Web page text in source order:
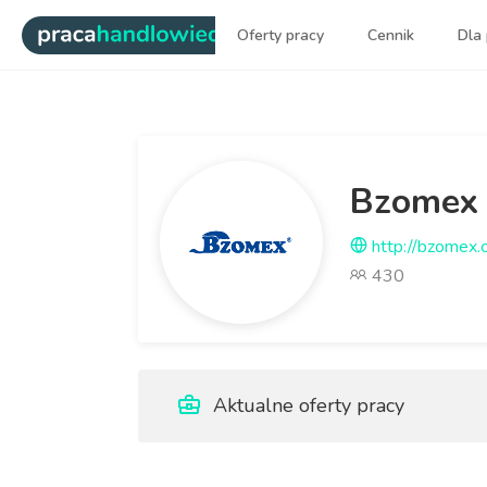
| Najlepsi ludzie sprzedaży
Oferty pracy Cennik Dla
http://
430
Aktualne oferty pracy